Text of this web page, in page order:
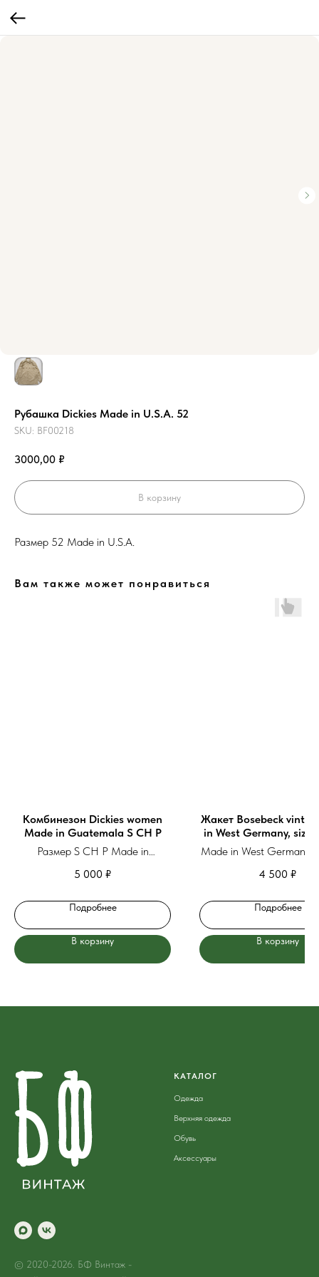
Рубашка Dickies Made in U.S.A. 52
SKU: BF00218
3000,00 ₽
В корзину
Размер 52 Made in U.S.A.
Вам также может понравиться
Комбинезон Dickies women
Made in Guatemala S CH P
Размер S CH P Made in
5 000 ₽
Подробнее
В корзину
Жакет Bosebeck
in West Germany, size
(rus50)
Made in West Germany,
4 500 ₽
Подробнее
В корзину
© 2020-2026. БФ Винтаж -
КАТАЛОГ
Одежда
Верхняя одежда
Обувь
Аксессуары